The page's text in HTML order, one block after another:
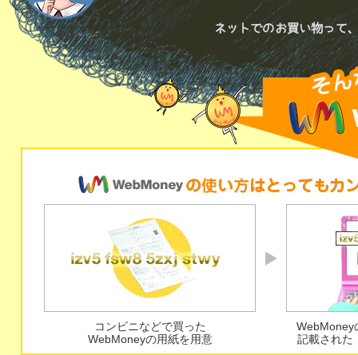
コンビニなどで買った
WebMoneyの用紙を用意
WebMoney
記載された